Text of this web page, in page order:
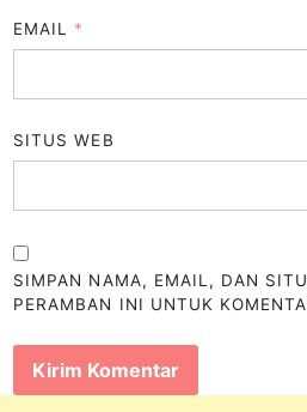
EMAIL *
SITUS WEB
SIMPAN NAMA, EMAIL, DAN
PERAMBAN INI UNTUK